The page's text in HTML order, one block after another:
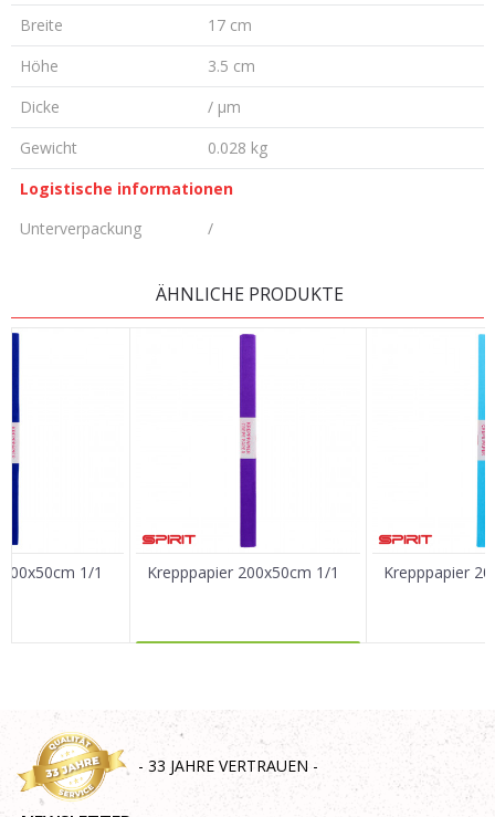
Breite
17 cm
Höhe
3.5 cm
Dicke
/ µm
Gewicht
0.028 kg
Logistische informationen
Unterverpackung
/
ÄHNLICHE PRODUKTE
1/1 Krepppapier 200x50cm 1/1 Krepppapier
- 33 JAHRE VERTRAUEN -